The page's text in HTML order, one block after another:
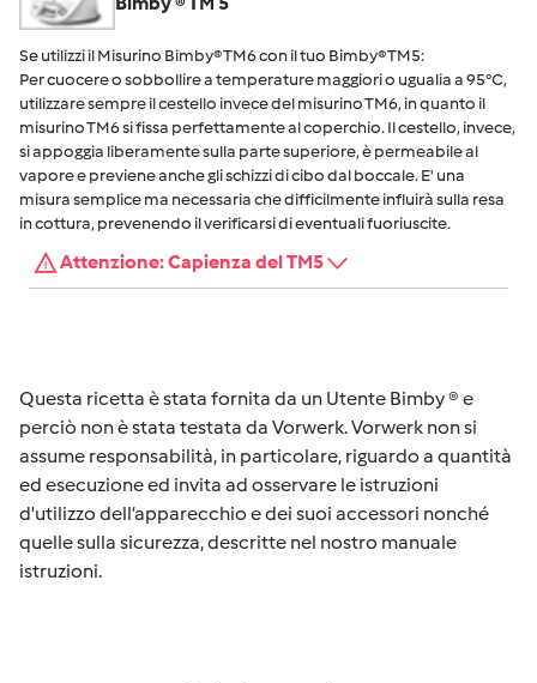
Se utilizzi il Misurino Bimby® TM6 con il tuo Bimby® TM5:
Per cuocere o sobbollire a temperature maggiori o ugualia a 95°C,
utilizzare sempre il cestello invece del misurino TM6, in quanto il
misurino TM6 si fissa perfettamente al coperchio. Il cestello, invece,
si appoggia liberamente sulla parte superiore, è permeabile al
vapore e previene anche gli schizzi di cibo dal boccale. E' una
misura semplice ma necessaria che difficilmente influirà sulla resa
in cottura, prevenendo il verificarsi di eventuali fuoriuscite.
Attenzione: Capienza del TM5
Questa ricetta è stata fornita da un Utente Bimby ® e
perciò non è stata testata da Vorwerk. Vorwerk non si
assume responsabilità, in particolare, riguardo a quantità
ed esecuzione ed invita ad osservare le istruzioni
d'utilizzo dell’apparecchio e dei suoi accessori nonché
quelle sulla sicurezza, descritte nel nostro manuale
istruzioni.